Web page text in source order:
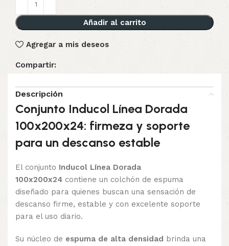
Añadir al carrito
Agregar a mis deseos
Compartir:
Descripción
Conjunto Inducol Línea Dorada
100x200x24: firmeza y soporte
para un descanso estable
El conjunto Inducol Línea Dorada
100x200x24 contiene un colchón de espuma
diseñado para quienes buscan una sensación de
descanso firme, estable y con excelente soporte
para el uso diario.
Su núcleo de espuma de alta densidad brinda una